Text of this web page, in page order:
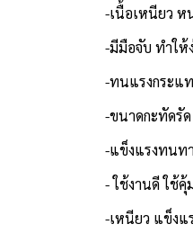
-เนื้อเหนียว ห
-มีมือจับ ทำให้
-ทนแรงกระแ
-ขนาดกะทัดรั
-แข็งแรงทนท
- ใช้งานดี ใช้คุ้
-เหนียว แข็งแ